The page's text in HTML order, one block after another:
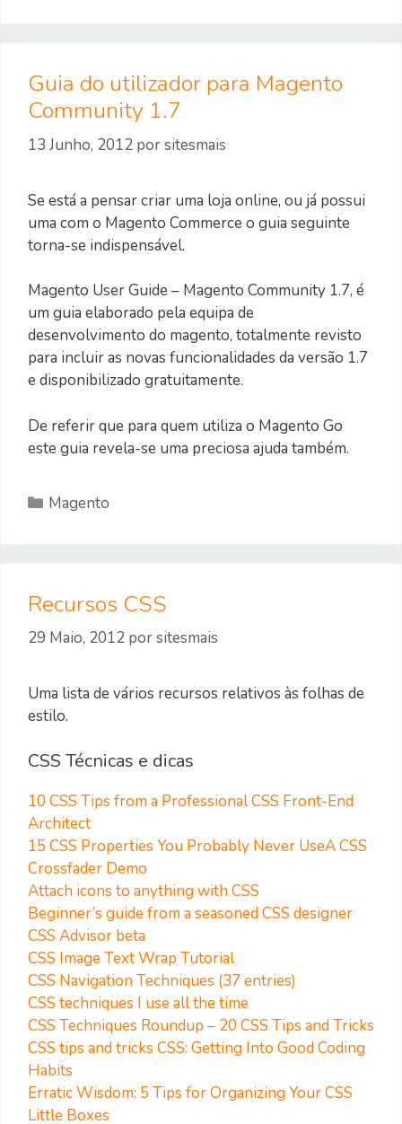
Guia do utilizador para Magento
Community 1.7
13 Junho, 2012 porsitesmais
Se está a pensar criar uma loja online, ou já possui
uma com o Magento Commerce o guia seguinte
torna-se indispensável.
Magento User Guide – Magento Community 1.7, é
um guia elaborado pela equipa de
desenvolvimento do magento, totalmente revisto
para incluir as novas funcionalidades da versão 1.7
e disponibilizado gratuitamente.
De referir que para quem utiliza o Magento Go
este guia revela-se uma preciosa ajuda também.
Categorias
Magento
Recursos CSS
29 Maio, 2012 porsitesmais
Uma lista de vários recursos relativos às folhas de
estilo.
CSS Técnicas e dicas
10 CSS Tips from a Professional CSS Front-End
Architect
15 CSS Properties You Probably Never UseA CSS
Crossfader Demo
Attach icons to anything with CSS
Beginner’s guide from a seasoned CSS designer
CSS Advisor beta
CSS Image Text Wrap Tutorial
CSS Navigation Techniques (37 entries)
CSS techniques I use all the time
CSS Techniques Roundup – 20 CSS Tips and Tricks
CSS tips and tricks CSS: Getting Into Good Coding
Habits
Erratic Wisdom: 5 Tips for Organizing Your CSS
Little Boxes